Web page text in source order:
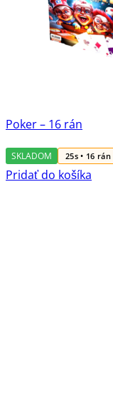
Poker – 16 rán
SKLADOM 25s • 16 rán
Pridať do košíka